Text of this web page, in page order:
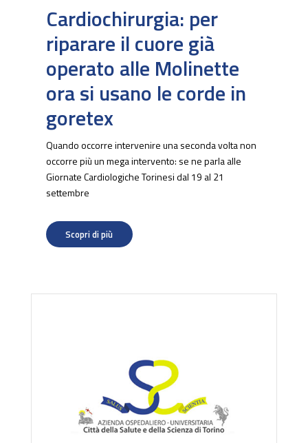
Cardiochirurgia: per
riparare il cuore già
operato alle Molinette
ora si usano le corde in
goretex
Quando occorre intervenire una seconda volta non
occorre più un mega intervento: se ne parla alle
Giornate Cardiologiche Torinesi dal 19 al 21
settembre
Scopri di più